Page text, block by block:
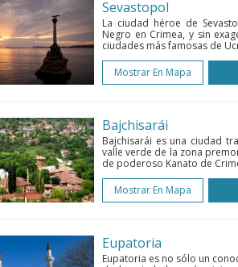
Sevastopol
La ciudad héroe de
Negro en Crimea, y sin
ciudades más famosas de
Mostrar En Mapa
Bajchisarái
Bajchisarái es una ciudad
valle verde de la zona
de poderoso Kanato de
Mostrar En Mapa
Eupatoria
Eupatoria es no sólo un